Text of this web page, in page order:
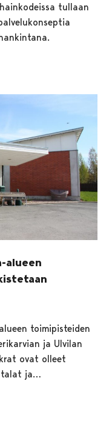
tullaan
alueen
toimipisteiden
ja Ulvilan
ovat olleet
ja…